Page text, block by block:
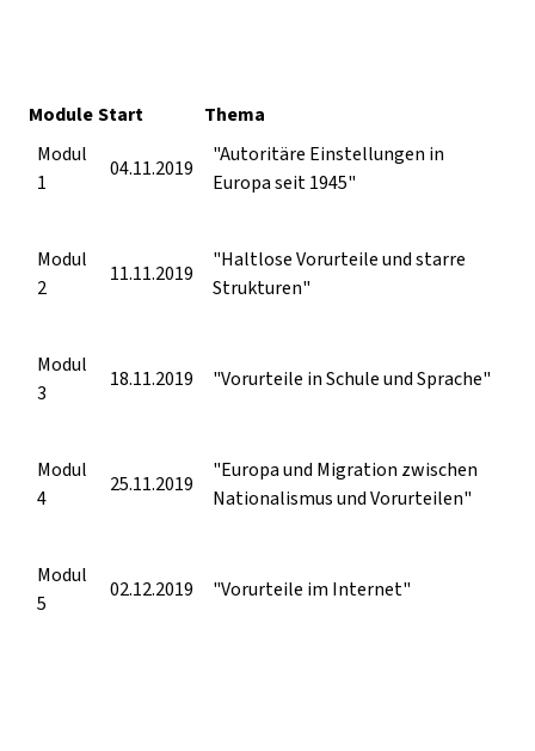
ModuleStart
Thema
Modul
1
04.11.2019
"Autoritäre Einstellungen in
Europa seit 1945"
Modul
2
11.11.2019
"Haltlose Vorurteile und starre
Strukturen"
Modul
3
18.11.2019 "Vorurteile in Schule und Sprache"
Modul
4
25.11.2019
"Europa und Migration zwischen
Nationalismus und Vorurteilen"
Modul
5
02.12.2019 "Vorurteile im Internet"